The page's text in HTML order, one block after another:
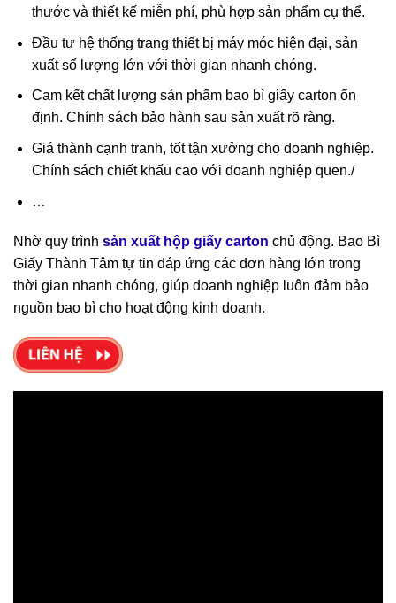
thước và thiết kế miễn phí, phù hợp sản phẩm cụ thể.
Đầu tư hệ thống trang thiết bị máy móc hiện đại, sản
xuất số lượng lớn với thời gian nhanh chóng.
Cam kết chất lượng sản phẩm bao bì giấy carton ổn
định. Chính sách bảo hành sau sản xuất rõ ràng.
Giá thành cạnh tranh, tốt tận xưởng cho doanh nghiệp.
Chính sách chiết khấu cao với doanh nghiệp quen./
…
Nhờ quy trình sản xuất hộp giấy carton chủ động. Bao Bì
Giấy Thành Tâm tự tin đáp ứng các đơn hàng lớn trong
thời gian nhanh chóng, giúp doanh nghiệp luôn đảm bảo
nguồn bao bì cho hoạt động kinh doanh.